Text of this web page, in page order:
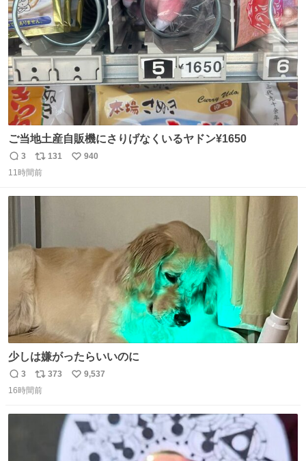
ご当地土産自販機にさりげなくいるヤドン¥1650
返
信
3
リ
ポ
ト
131
い
940
11時間前
少しは嫌がったらいいのに
返
信
3
リ
ポ
373
い
数
9,537
16時間前